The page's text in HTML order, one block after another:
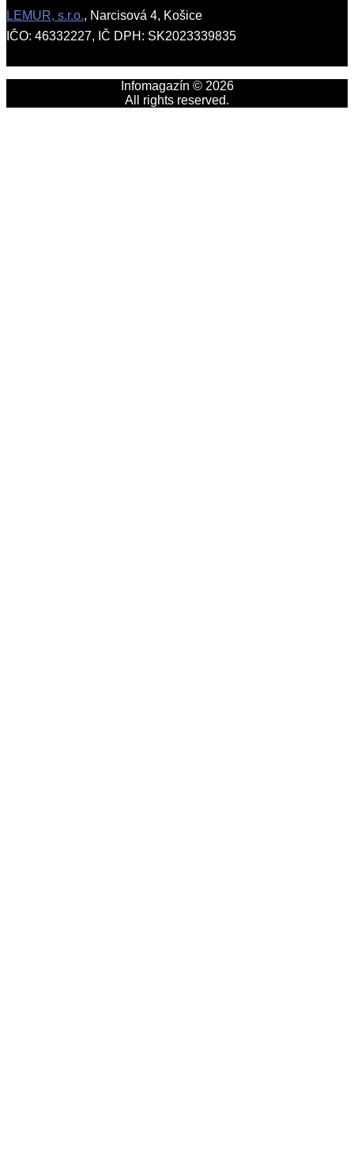
LEMUR, s.r.o., Narcisová 4, Košice
IČO: 46332227, IČ DPH: SK2023339835
Infomagazín © 2026
All rights reserved.